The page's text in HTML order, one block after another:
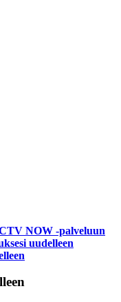
NOW -palveluun
uudelleen